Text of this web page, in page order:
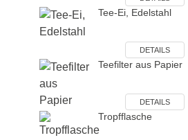
Tee-Ei, Edelstahl
DETAILS
Teefilter aus Papier
DETAILS
Tropfflasche